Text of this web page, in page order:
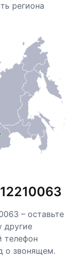
региона
– оставьте
другие
телефон
о звонящем.